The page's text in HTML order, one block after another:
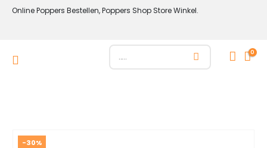
Online Poppers Bestellen, Poppers Shop Store Winkel.
0
-30%